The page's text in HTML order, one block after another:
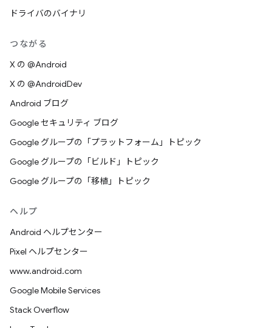
ドライバのバイナリ
つながる
X の @Android
X の @AndroidDev
Android ブログ
Google セキュリティ ブログ
Google グループの「プラットフォーム」トピック
Google グループの「ビルド」トピック
Google グループの「移植」トピック
ヘルプ
Android ヘルプセンター
Pixel ヘルプセンター
www.android.com
Google Mobile Services
Stack Overflow